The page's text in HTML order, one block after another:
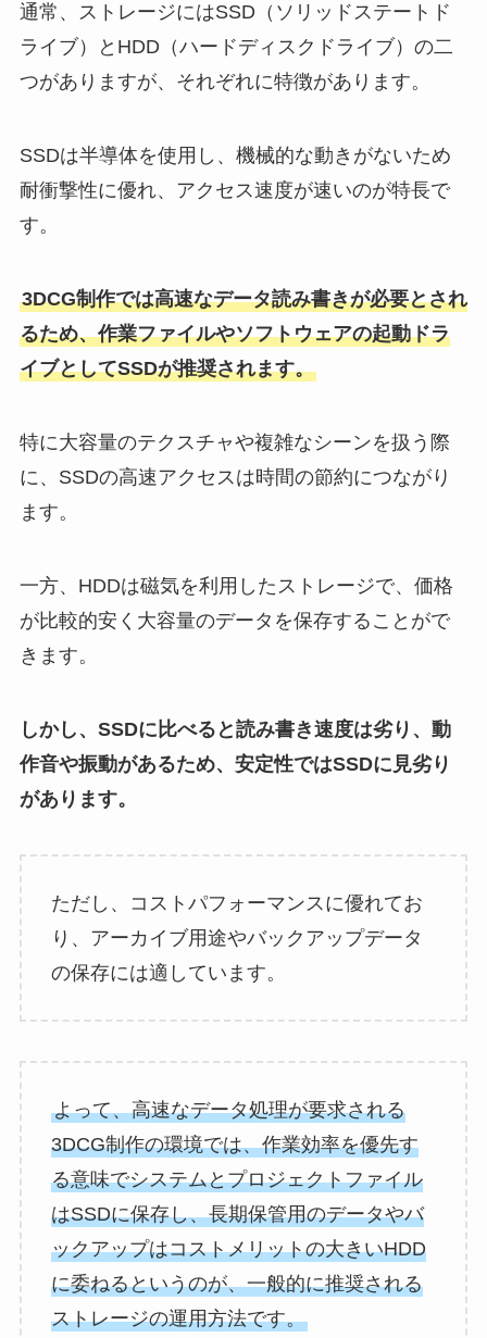
通常、ストレージにはSSD（ソリッドステートド
ライブ）とHDD（ハードディスクドライブ）の二
つがありますが、それぞれに特徴があります。
SSDは半導体を使用し、機械的な動きがないため
耐衝撃性に優れ、アクセス速度が速いのが特長で
す。
3DCG制作では高速なデータ読み書きが必要とされ
るため、作業ファイルやソフトウェアの起動ドラ
イブとしてSSDが推奨されます。
特に大容量のテクスチャや複雑なシーンを扱う際
に、SSDの高速アクセスは時間の節約につながり
ます。
一方、HDDは磁気を利用したストレージで、価格
が比較的安く大容量のデータを保存することがで
きます。
しかし、SSDに比べると読み書き速度は劣り、動
作音や振動があるため、安定性ではSSDに見劣り
があります。
ただし、コストパフォーマンスに優れてお
り、アーカイブ用途やバックアップデータ
の保存には適しています。
よって、高速なデータ処理が要求される
3DCG制作の環境では、作業効率を優先す
る意味でシステムとプロジェクトファイル
はSSDに保存し、長期保管用のデータやバ
ックアップはコストメリットの大きいHDD
に委ねるというのが、一般的に推奨される
ストレージの運用方法です。